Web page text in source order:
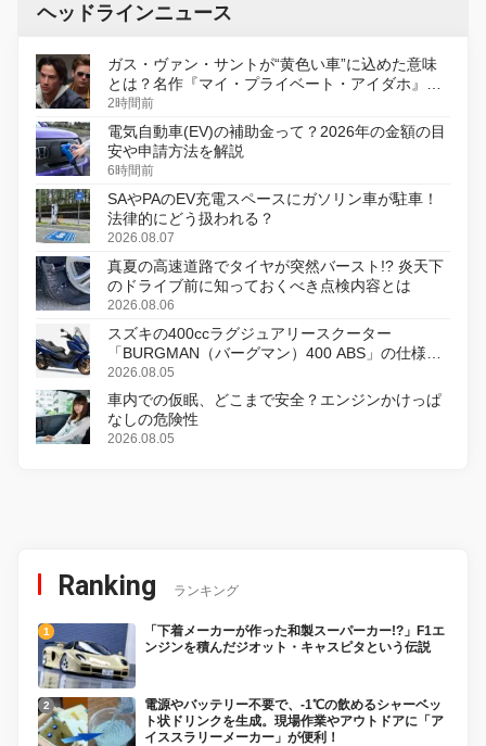
ヘッドラインニュース
ガス・ヴァン・サントが“黄色い車”に込めた意味
とは？名作『マイ・プライベート・アイダホ』が
初のデジタルリマスター版で復活
2時間前
電気自動車(EV)の補助金って？2026年の金額の目
安や申請方法を解説
6時間前
SAやPAのEV充電スペースにガソリン車が駐車！
法律的にどう扱われる？
2026.08.07
真夏の高速道路でタイヤが突然バースト!? 炎天下
のドライブ前に知っておくべき点検内容とは
2026.08.06
スズキの400ccラグジュアリースクーター
「BURGMAN（バーグマン）400 ABS」の仕様を
変更し、8月18日に発売
2026.08.05
車内での仮眠、どこまで安全？エンジンかけっぱ
なしの危険性
2026.08.05
Ranking ランキング
「下着メーカーが作った和製スーパーカー!?」F1エ
ンジンを積んだジオット・キャスピタという伝説
電源やバッテリー不要で、-1℃の飲めるシャーベッ
ト状ドリンクを生成。現場作業やアウトドアに「ア
イススラリーメーカー」が便利！